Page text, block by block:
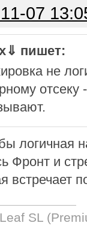
07
пишет:
не
отсеку
логичная
Фронт и
встречает
SL